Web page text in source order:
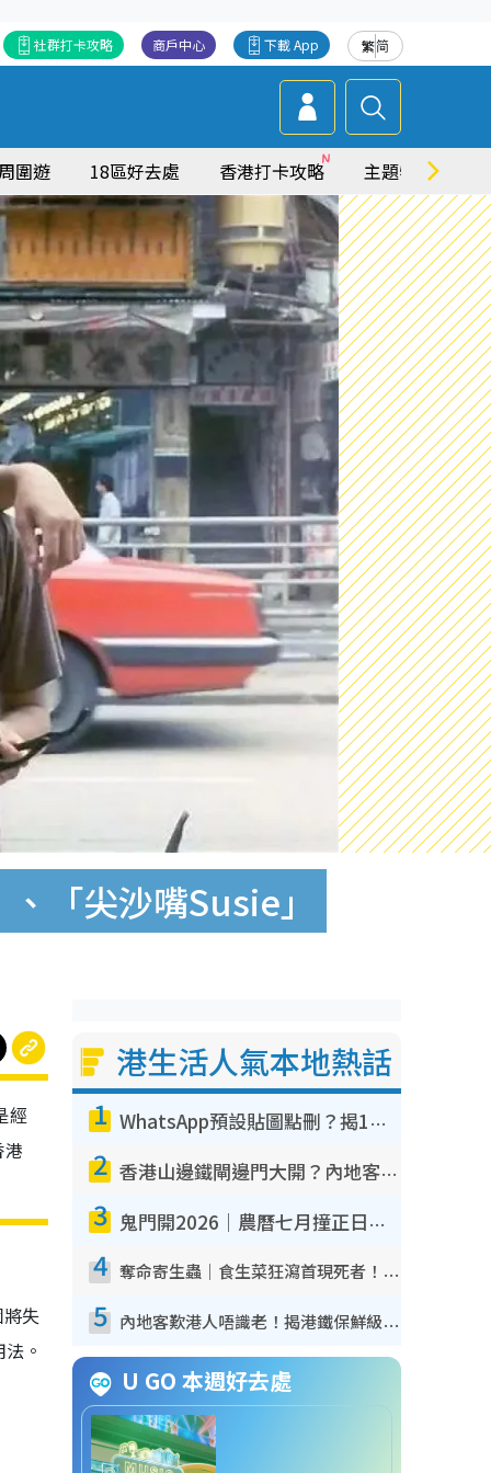
繁简
下載 App
商戶中心
社群打卡攻略
圍遊 18區好去處 香港打卡攻略 主題特集
「尖沙嘴Susie」
經
失
。
港生活人氣本地熱話
1 WhatsApp預設貼圖點刪？揭1招「反向操作」還原簡潔介面 附3步實測教學
2 香港山邊鐵閘邊門大開？內地客困惑意義何在！網民神回覆：呢種叫法理性防禦
3 鬼門開2026｜農曆七月撞正日全食特別邪？專家警告切忌做一事！揭4大禁忌+2招保平安
4 奪命寄生蟲｜食生菜狂瀉首現死者！疫潮惡化錄1.8萬宗病例 揭洗菜3大謬誤
5 內地客歎港人唔識老！揭港鐵保鮮級冷氣 港人求放過：咪投訴
U GO 本週好去處